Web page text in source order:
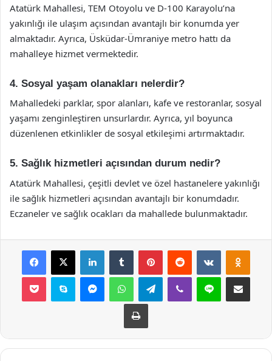
Atatürk Mahallesi, TEM Otoyolu ve D-100 Karayolu’na
yakınlığı ile ulaşım açısından avantajlı bir konumda yer
almaktadır. Ayrıca, Üsküdar-Ümraniye metro hattı da
mahalleye hizmet vermektedir.
4. Sosyal yaşam olanakları nelerdir?
Mahalledeki parklar, spor alanları, kafe ve restoranlar, sosyal
yaşamı zenginleştiren unsurlardır. Ayrıca, yıl boyunca
düzenlenen etkinlikler de sosyal etkileşimi artırmaktadır.
5. Sağlık hizmetleri açısından durum nedir?
Atatürk Mahallesi, çeşitli devlet ve özel hastanelere yakınlığı
ile sağlık hizmetleri açısından avantajlı bir konumdadır.
Eczaneler ve sağlık ocakları da mahallede bulunmaktadır.
Facebook
X LinkedInTumblr PinterestReddit VKontakte
Pocket Skype MessengerWhatsAppTelegramViber Line E-Posta ile
Yazdır